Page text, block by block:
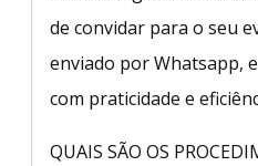
de convidar para o seu
enviado por Whatsapp,
com praticidade e
QUAIS SÃO OS